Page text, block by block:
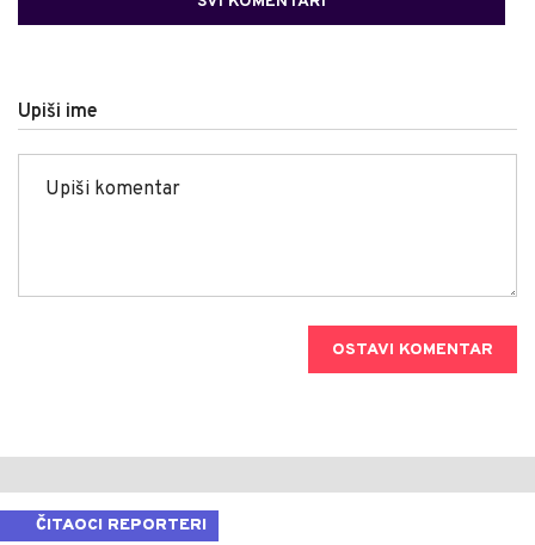
Upiši ime
OSTAVI KOMENTAR
ČITAOCI REPORTERI